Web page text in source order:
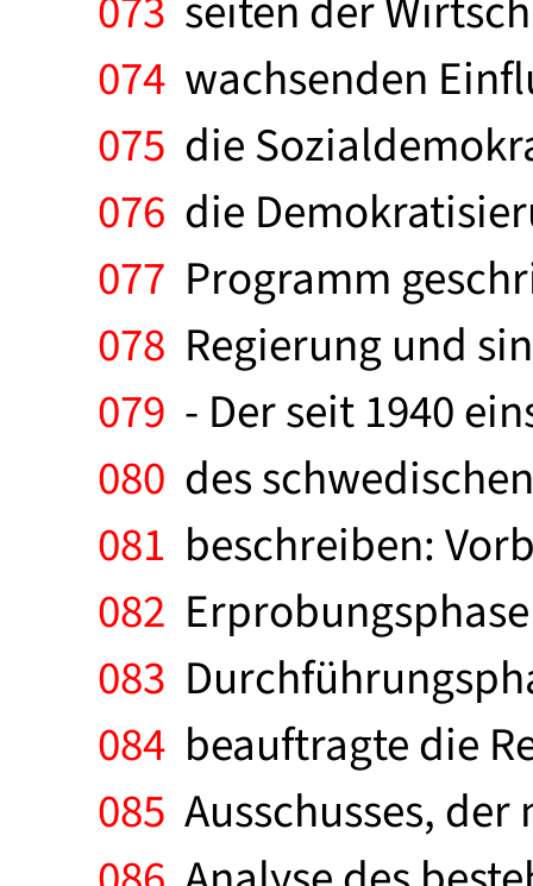
074 wachsenden
075 die
076 die
077 Programm
078 Regierung und
079 - Der seit 1940
080 des
081 beschreiben:
082
083
084 beauftragte die
085 Ausschusses,